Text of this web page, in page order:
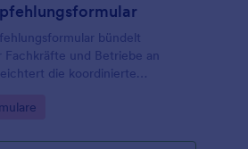
bündelt
Fachkräfte und Betriebe an
die koordinierte
Jotform.